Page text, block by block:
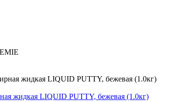
жидкая LIQUID PUTTY, бежевая (1.0кг)